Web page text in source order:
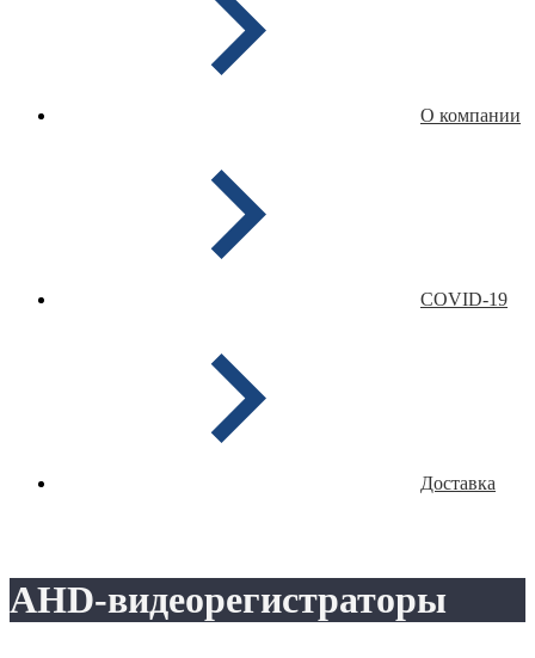
О компании
COVID-19
Доставка
AHD-видеорегистраторы